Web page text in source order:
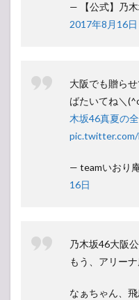
— 【公式】乃木
2017年8月16日
大阪でも贈ら
ばたいてね＼
木坂46真夏の
— teamいおり
16日
乃木坂46大阪
もう、アリー
なぁちゃん、